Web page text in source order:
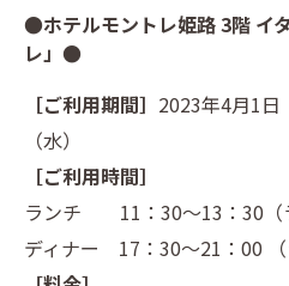
●ホテルモントレ姫路 3階 イ
レ」●
［ご利用期間］ 2023年4月1日
（水）
［ご利用時間］
ランチ 11：30～13：30（
ディナー 17：30～21：00 （